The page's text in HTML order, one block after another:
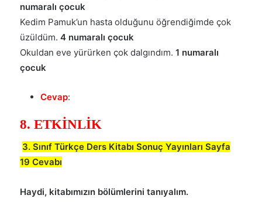
numaralı çocuk
Kedim Pamuk’un hasta olduğunu öğrendiğimde çok
üzüldüm.4 numaralı çocuk
Okuldan eve yürürken çok dalgındım.1 numaralı
çocuk
Cevap:
8. ETKİNLİK
3. Sınıf Türkçe Ders Kitabı Sonuç Yayınları Sayfa
19 Cevabı
Haydi, kitabımızın bölümlerini tanıyalım.